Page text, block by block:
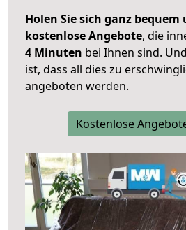
Holen Sie sich ganz bequem
kostenlose Angebote, die
4 Minuten bei Ihnen sind.
ist, dass all dies zu
angeboten werden.
Kostenlose